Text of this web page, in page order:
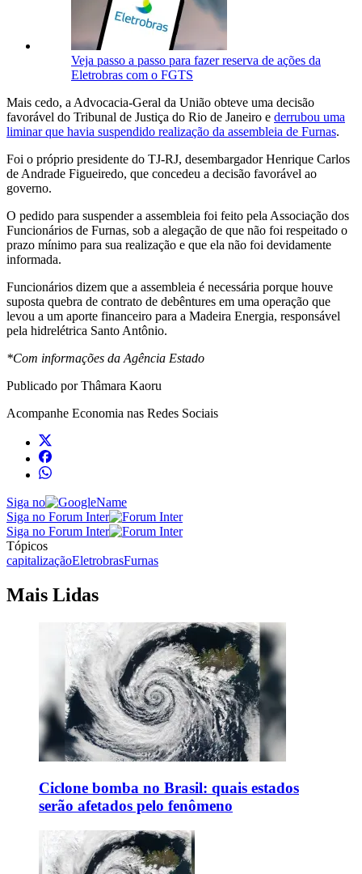
Veja passo a passo para fazer reserva de ações da
Eletrobras com o FGTS
Mais cedo, a Advocacia-Geral da União obteve uma decisão
favorável do Tribunal de Justiça do Rio de Janeiro e derrubou uma
liminar que havia suspendido realização da assembleia de Furnas.
Foi o próprio presidente do TJ-RJ, desembargador Henrique Carlos
de Andrade Figueiredo, que concedeu a decisão favorável ao
governo.
O pedido para suspender a assembleia foi feito pela Associação dos
Funcionários de Furnas, sob a alegação de que não foi respeitado o
prazo mínimo para sua realização e que ela não foi devidamente
informada.
Funcionários dizem que a assembleia é necessária porque houve
suposta quebra de contrato de debêntures em uma operação que
levou a um aporte financeiro para a Madeira Energia, responsável
pela hidrelétrica Santo Antônio.
*Com informações da Agência Estado
Publicado por Thâmara Kaoru
Acompanhe Economia nas Redes Sociais
Siga no
Siga no Forum Inter
Siga no Forum Inter
Tópicos
capitalizaçãoEletrobrasFurnas
Mais Lidas
Ciclone bomba no Brasil: quais estados
serão afetados pelo fenômeno